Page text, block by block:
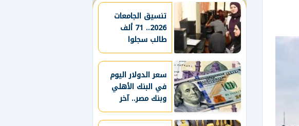
تنسيق الجامعات
2026.. 71 ألف
طالب سجلوا
رغباتهم وموعد
غلق المرحلة
الأولى
سعر الدولار اليوم
في البنك الأهلي
وبنك مصر.. آخر
تحديث